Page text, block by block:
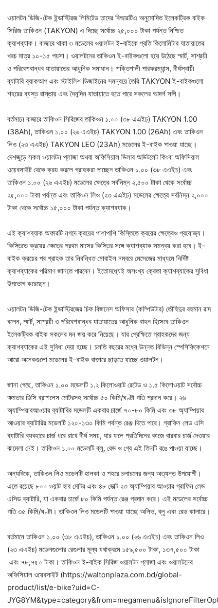
ওয়ালটন ডিজি-টেক ইন্ডাস্ট্রিজ লিমিটেড তাদের বিআরটিএ অনুমোদিত ইলেকট্রিক বাইক
সিরিজ তাকিওন (TAKYON) এ দিচ্ছে সর্বোচ্চ ২৫,০০০ টাকা পর্যন্ত নিশ্চিত
ক্যাশব্যাক। বাজারে থাকা ৩ মডেলের ওয়ালটন ই-বাইকে প্রতি কিলোমিটার যাতায়াতের
খরচ মাত্র ১০-১৫ পয়সা। ওয়ালটনের তাকিওন ই-বাইকগুলো হয়ে উঠেছে স্মার্ট, সাশ্রয়ী
ও পরিবেশবান্ধব যাতায়াতের আধুনিক সমাধান। শক্তিশালী পারফরম্যান্স, দীর্ঘস্থায়ী
ব্যাটারি ব্যাকআপ এবং স্টাইলিশ ডিজাইনের সমন্বয়ে তৈরি TAKYON ই-বাইকগুলো
শহরের ব্যস্ত রাস্তায় এবং দৈনন্দিন যাতায়াতে হতে পারে সকলের আদর্শ সঙ্গী।
বর্তমানে বাজারে তাকিওন সিরিজের তাকিওন ১.০০ (৩৮ এএইচ) TAKYON 1.00
(38Ah), তাকিওন ১.০০ (২৬ এএইচ) TAKYON 1.00 (26Ah) এবং তাকিওন
লিও (২৩ এএইচ) TAKYON LEO (23Ah) মডেলের ই-বাইক পাওয়া যাচ্ছে।
দেশজুড়ে সকল ওয়ালটন প্লাজা অথবা অফিসিয়াল ডিলার আউটলেট কিংবা অফিসিয়াল
ওয়েবসাইট থেকে ক্রয় করলে গ্রাহকরা পাচ্ছেন তাকিওন ১.০০ (৩৮ এএইচ) এবং
তাকিওন ১.০০ (২৬ এএইচ) মডেলের ক্ষেত্রে সর্বনিম্ন ২,৫০০ টাকা থেকে সর্বোচ্চ
২৫,০০০ টাকা পর্যন্ত এবং তাকিওন লিও (২৩ এএইচ) মডেলের ক্ষেত্রে সর্বনিম্ন ২,০০০
টাকা থেকে সর্বোচ্চ ১৫,০০০ টাকা পর্যন্ত ক্যাশব্যাক।
এই ক্যাশব্যাক অফারটি নগদে ক্রয়ের পাশাপাশি কিস্তিতে ক্রয়ের ক্ষেত্রেও প্রযোজ্য।
কিস্তিতে ক্রয়ের ক্ষেত্রে প্রথম মাসের কিস্তির সঙ্গে ক্যাশব্যাক সমন্বয় করা হবে। ই-
বাইক ক্রয়ের পর গ্রাহক তার নিবন্ধিত মোবাইল নম্বরে মেসেজের মাধ্যমে নির্দিষ্ট
ক্যাশব্যাকের পরিমাণ জানতে পারবেন। ইতোমধ্যেই অসংখ্য ক্রেতা ক্যাশব্যাকের সুবিধা
উপভোগ করেছেন।
ওয়ালটন ডিজি-টেক ইন্ডাস্ট্রিজের চিফ বিজনেস অফিসার (কম্পিউটার) তৌহিদুর রহমান রাদ
বলেন, স্মার্ট, সাশ্রয়ী ও পরিবেশবান্ধব যাতায়াতের আধুনিক বাহন হিসেবে তাকিওন
ইলেকট্রিক বাইক সকলের মন জয় করে নিয়েছে। যার প্রেক্ষিতে গ্রাহকদের জন্য
ক্যাশব্যাকের এই সুবিধা দেয়া হচ্ছে। চলতি বছরের মধ্যে উন্নত বিভিন্ন স্পেসিফিকেশনে
আরো অনেকগুলো মডেলের ই-বাইক বাজারে ছাড়তে যাচ্ছে ওয়ালটন।
জানা গেছে, তাকিওন ১.০০ মডেলটি ১.২ কিলোওয়াট রেটেড ও ১.৫ কিলোওয়াট সর্বোচ্চ
ক্ষমতার ডিসি ব্রাশলেস মোটরসহ সর্বোচ্চ ৫০ কিমি/ঘণ্টা গতি প্রদান করে। ২৬
অ্যাম্পিয়ারআওয়ার ব্যাটারির মডেলটি একবার চার্জে ৭০-৮০ কিমি এবং ৩৮ অ্যাম্পিয়ার
আওয়ার ব্যাটারির মডেলটি ১২০-১৩০ কিমি পর্যন্ত রেঞ্জ দিতে পারে। গ্রাফিন লেড এসি
ব্যাটারি ব্যবহারে চার্জ ধরে রাখে দীর্ঘ সময়, যার ফলে প্রতিদিনের কাজে বারবার চার্জ দেওয়ার
ঝামেলা নেই। তাকিওন ১.০০ মডেলটি ব্লু, রেড ও গ্রে এই তিনটি রঙে পাওয়া যাচ্ছে।
অন্যদিকে, তাকিওন লিও মডেলটি হালকা ও শহরে চলাচলের জন্য অত্যন্ত উপযোগী।
এতে রয়েছে ৮০০ ওয়াট হাব মোটর এবং ৪৮ ভোল্ট ২৩ অ্যাম্পিয়ার আওয়ার গ্রাফিন লেড
এসিড ব্যাটারি, যা একবার চার্জে ৮০ কিমি পর্যন্ত রেঞ্জ প্রদান করে। এই মডেলের সর্বোচ্চ
গতি ৩৫ কিমি/ঘণ্টা। তাকিওন লিও মডেলটি পাওয়া যাচ্ছে অলিভ, ব্লু এবং রেড কালারে।
বর্তমানে তাকিওন ১.০০ (৩৮ এএইচ), তাকিওন ১.০০ (২৬ এএইচ) এবং তাকিওন লিও
(২৩ এএইচ) মডেলগুলোর রেগুলার মূল্য যথাক্রমে ১৫৯,৫০০ টাকা, ১৩৭,৫০০ টাকা
এবং ৭৮,৭৫০ টাকা। তাকিওন ই-বাইক সিরিজ ওয়ালটন প্লাজা এবং ওয়ালটনের
অফিসিয়াল ওয়েবসাইট (https://waltonplaza.com.bd/global-
product/list/e-bike?uid=C-